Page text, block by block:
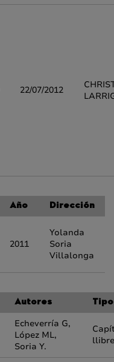
22/07/2012
Año Dirección
2011
Yolanda
Soria
Villalonga
Autores Tipo
Echeverría G,
López ML,
Soria Y.